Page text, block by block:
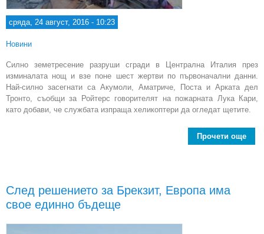
сряда, 24 август, 2016 - 10:23
Новини
Силно земетресение разруши сгради в Централна Италия през
изминалата нощ и взе поне шест жертви по първоначални данни.
Най-силно засегнати са Акумоли, Аматриче, Поста и Арката дел
Тронто, съобщи за Ройтерс говорителят на пожарната Лука Кари,
като добави, че службата изпраща хеликоптери да огледат щетите.
Прочети още
След решението за Брекзит, Европа има
свое единно бъдеще